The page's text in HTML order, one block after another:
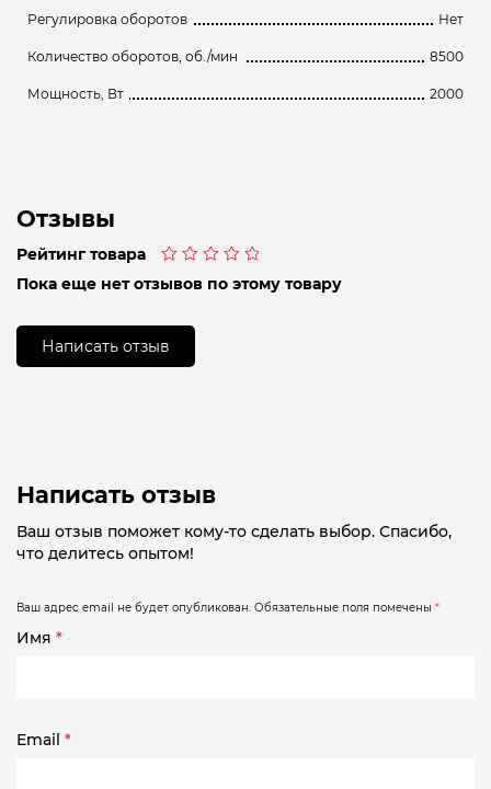
Регулировка оборотов Нет
Количество оборотов, об./мин 8500
Мощность, Вт 2000
Отзывы
Рейтинг товара
0
Пока еще нет отзывов по этому товару
Написать отзыв
Написать отзыв
Ваш отзыв поможет кому-то сделать выбор. Спасибо,
что делитесь опытом!
Ваш адрес email не будет опубликован. Обязательные поля помечены *
Имя *
Email *